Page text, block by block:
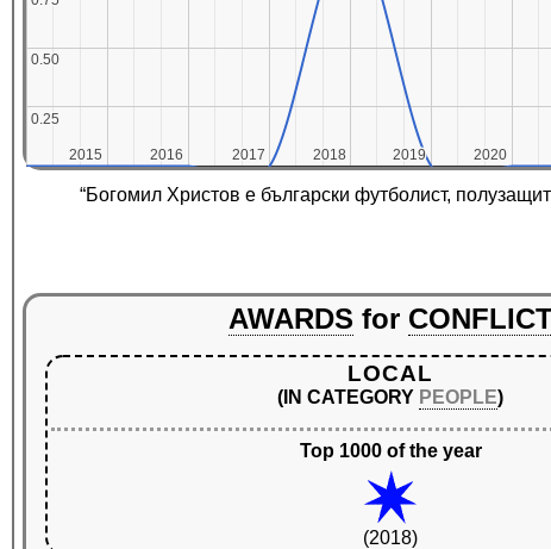
2015
2015 2016
2016 2017
2017 2018
2018 2019
2019 2020
2020
0.25
0.25
0.50
0.50
“Богомил Христов е български футболист,
AWARDS for
LOCAL
(IN CATEGORY PEOPLE)
Top 1000 of the year
(2018)